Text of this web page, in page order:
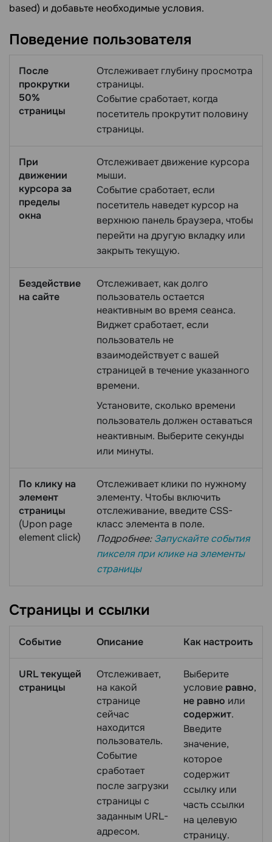
based) и добавьте необходимые условия.
Поведение пользователя
После
прокрутки
50%
страницы
Отслеживает глубину просмотра
страницы.
Событие сработает, когда
посетитель прокрутит половину
страницы.
При
движении
курсора за
пределы
окна
Отслеживает движение курсора
мыши.
Событие сработает, если
посетитель наведет курсор на
верхнюю панель браузера, чтобы
перейти на другую вкладку или
закрыть текущую.
Бездействие
на сайте
Отслеживает, как долго
пользователь остается
неактивным во время сеанса.
Виджет сработает, если
пользователь не
взаимодействует с вашей
страницей в течение указанного
времени.
Установите, сколько времени
пользователь должен оставаться
неактивным. Выберите секунды
или минуты.
По клику на
элемент
страницы
(Upon page
element click)
Отслеживает клики по нужному
элементу. Чтобы включить
отслеживание, введите CSS-
класс элемента в поле.
Подробнее:Запускайте события
пикселя при клике на элементы
страницы
Страницы и ссылки
Событие Описание Как настроить
URL текущей
страницы
Отслеживает,
на какой
странице
сейчас
находится
пользователь.
Событие
сработает
после загрузки
страницы с
заданным URL-
адресом.
Выберите
условие равно,
не равно или
содержит.
Введите
значение,
которое
содержит
ссылку или
часть ссылки
на целевую
страницу.